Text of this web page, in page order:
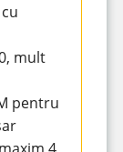
mult
pentru